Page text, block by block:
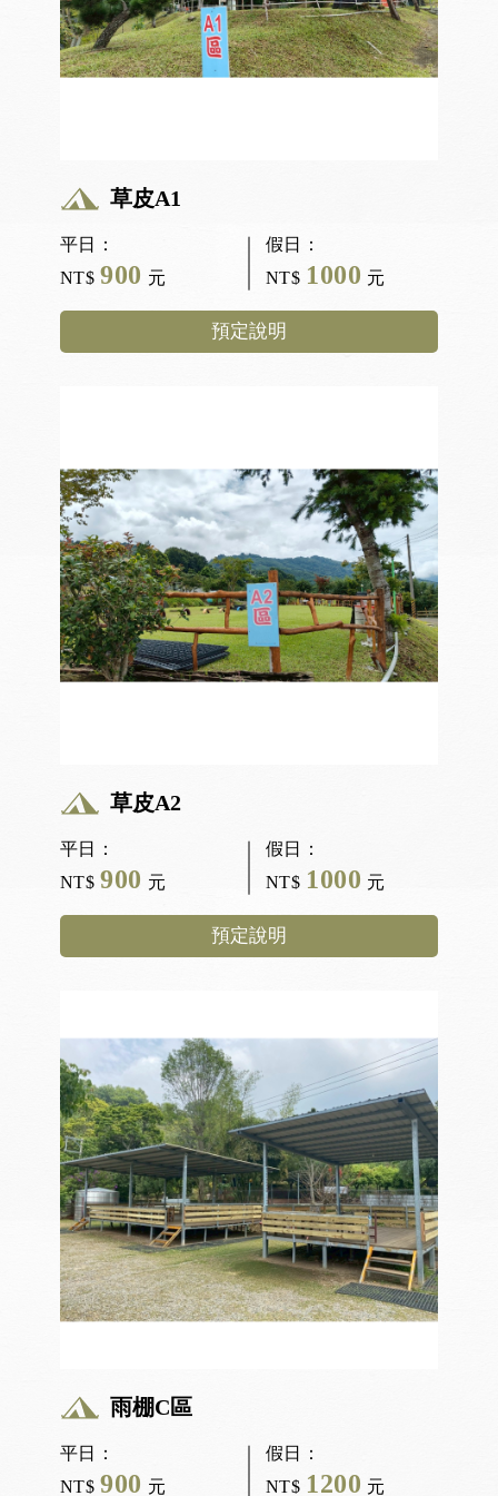
草皮A1
平日：
NT$ 900 元
假日：
NT$ 1000 元
預定說明
草皮A2
平日：
NT$ 900 元
假日：
NT$ 1000 元
預定說明
雨棚C區
平日：
NT$ 900 元
假日：
NT$ 1200 元